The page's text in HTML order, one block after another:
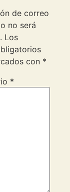
de correo
no será
Los
con *
*